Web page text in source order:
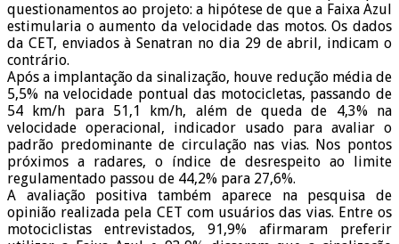
questionamentos ao projeto: a hipótese de que a Faixa Azul
estimularia o aumento da velocidade das motos. Os dados
da CET, enviados à Senatran no dia 29 de abril, indicam o
contrário.
Após a implantação da sinalização, houve redução média de
5,5% na velocidade pontual das motocicletas, passando de
54 km/h para 51,1 km/h, além de queda de 4,3% na
velocidade operacional, indicador usado para avaliar o
padrão predominante de circulação nas vias. Nos pontos
próximos a radares, o índice de desrespeito ao limite
regulamentado passou de 44,2% para 27,6%.
A avaliação positiva também aparece na pesquisa de
opinião realizada pela CET com usuários das vias. Entre os
motociclistas entrevistados, 91,9% afirmaram preferir